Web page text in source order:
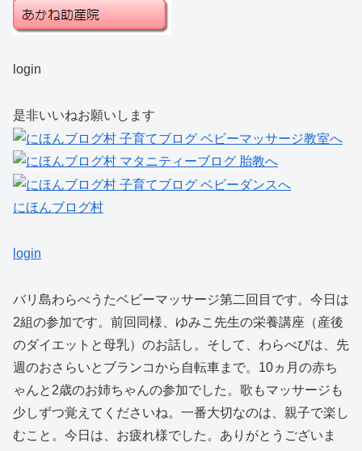
login
是非いいねお願いします
にほんブログ村
login
バリ島わらべうたベビーマッサージ第二回目です。今日は
2組の参加です。前回同様、ゆみこ先生の栄養講座（産後
のダイエットと母乳）のお話し。そして、わらべびは、先
週のおさらいとブランコから自転車まで。10ヵ月の赤ち
ゃんと2歳のお姉ちゃんの参加でした。歌もマッサージも
少しずつ覚えてくださいね。一番大切なのは、親子で楽し
むこと。今日は、お疲れ様でした。ありがとうございま